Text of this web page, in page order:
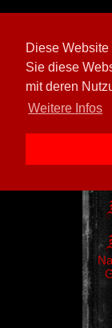
Diese
Sie diese
mit deren
Weitere Infos
[